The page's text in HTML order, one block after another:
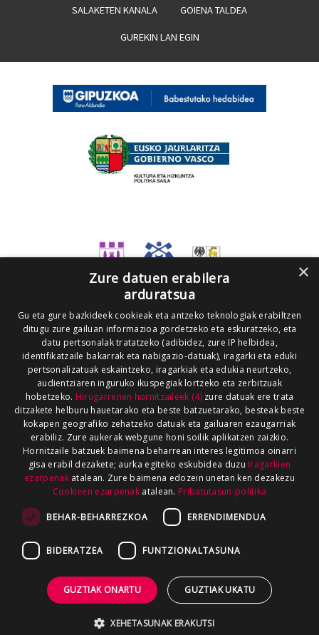
SALAKETEN KANALA GOIENA TALDEA
GUREKIN LAN EGIN
×
Zure datuen erabilera
arduratsua
Gu eta gure bazkideek cookieak eta antzeko teknologiak erabiltzen
ditugu zure gailuan informazioa gordetzeko eta eskuratzeko, eta
datu pertsonalak tratatzeko (adibidez, zure IP helbidea,
identifikatzaile bakarrak eta nabigazio-datuak), iragarki eta eduki
pertsonalizatuak eskaintzeko, iragarkiak eta edukia neurtzeko,
audientziaren inguruko ikuspegiak lortzeko eta zerbitzuak
hobetzeko. Hirugarrenen hornitzaileek (4)zure datuak ere trata
ditzakete helburu hauetarako eta beste batzuetarako, besteak beste
kokapen geografiko zehatzeko datuak eta gailuaren ezaugarriak
erabiliz. Zure aukerak webgune honi soilik aplikatzen zaizkio.
Hornitzaile batzuek baimena beharrean interes legitimoa oinarri
gisa erabil dezakete; aurka egiteko eskubidea duzu Iragarkien
ezarpenakatalean. Zure baimena edozein unetan ken dezakezu
Cookieen ezarpenak atalean. Pribatutasun-politika
BEHAR-BEHARREZKOA ERRENDIMENDUA
BIDERATZEA FUNTZIONALTASUNA
GUZTIAK ONARTU GUZTIAK UKATU
XEHETASUNAK ERAKUTSI